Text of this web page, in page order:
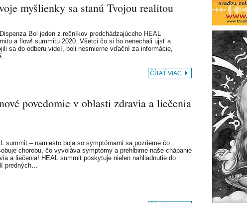
myšlienky sa stanú Tvojou realitou
Bol jeden z rečníkov predchádzajúceho HEAL
a flow! summitu 2020. Všetci čo si ho nenechali ujsť a
sa do odberu videí, boli nesmierne vďační za informácie,
ČÍTAŤ VIAC
povedomie v oblasti zdravia a liečenia
summit – namiesto boja so symptómami sa pozrieme čo
chorobu, čo vyvoláva symptómy a prehĺbime naše chápanie
a liečenia! HEAL summit poskytuje nielen nahliadnutie do
predných…